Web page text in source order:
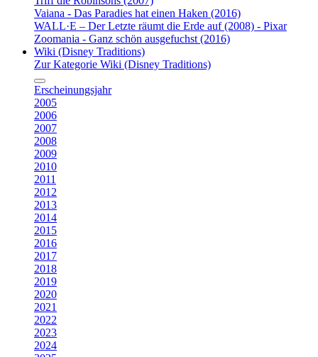
Vaiana - Das Paradies hat einen Haken (2016)
WALL·E – Der Letzte räumt die Erde auf (2008) - Pixar
Zoomania - Ganz schön ausgefuchst (2016)
Wiki (Disney Traditions)
Zur Kategorie Wiki (Disney Traditions)
Erscheinungsjahr
2005
2006
2007
2008
2009
2010
2011
2012
2013
2014
2015
2016
2017
2018
2019
2020
2021
2022
2023
2024